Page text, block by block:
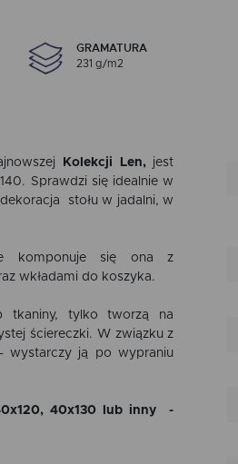
GRAMATURA
231 g/m2
Kolekcji Len, jest
Sprawdzi się idealnie w
stołu w jadalni, w
komponuje się ona z
wkładami do koszyka.
tkaniny, tylko tworzą na
ściereczki. W związku z
wystarczy ją po wypraniu
40x130 lub inny -